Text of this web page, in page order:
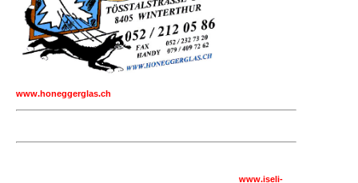
www.honeggerglas.ch
www.iseli-